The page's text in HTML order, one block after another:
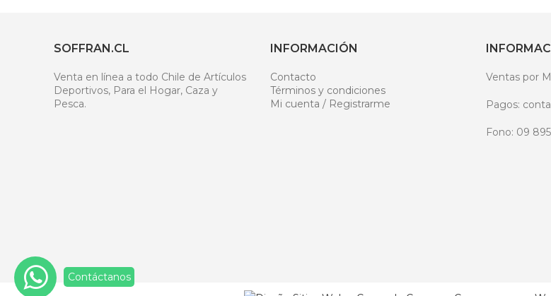
SOFFRAN.CL
Venta en línea a todo Chile de Artículos
Deportivos, Para el Hogar, Caza y
Pesca.
INFORMACIÓN
Contacto
Términos y condiciones
Mi cuenta / Registrarme
Ventas por
Pagos:
Fono: 09